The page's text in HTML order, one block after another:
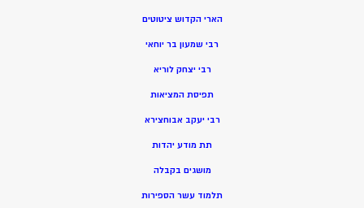
הארי הקדוש ציטוטים
רבי שמעון בר יוחאי
רבי יצחק לוריא
תפיסת המציאות
רבי יעקב אבוחצירא
תת מודע יהדות
מושגים בקבלה
תלמוד עשר הספירות